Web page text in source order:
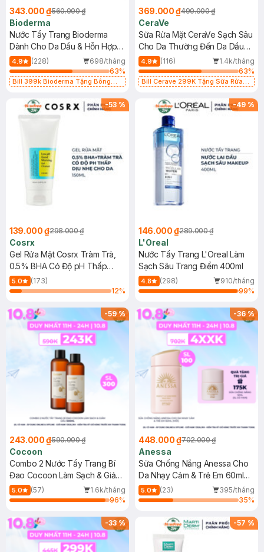
343.000 ₫560.000 ₫
Bioderma
Nước Tẩy Trang Bioderma
Dành Cho Da Dầu & Hỗn Hợp
500ml
4.9 (228)
698/tháng
63%
Bill 399k Bioderma Tặng Bông
369.000 ₫490.000 ₫
CeraVe
Sữa Rửa Mặt CeraVe Sạch Sâu
Cho Da Thường Đến Da Dầu
473ml
4.9 (116)
1.4k/tháng
63%
Bill Cerave 299K Tặng Sữa Rửa
-53 %
139.000 ₫298.000 ₫
Cosrx
Gel Rửa Mặt Cosrx Tràm Trà,
0.5% BHA Có Độ pH Thấp
150ml
5.0
(173)
12%
-49 %
146.000 ₫289.000 ₫
L'Oreal
Nước Tẩy Trang L'Oreal Làm
Sạch Sâu Trang Điểm 400ml
4.8 (298)
910/tháng
99%
-59%
243.000 ₫590.000 ₫
Cocoon
Combo 2 Nước Tẩy Trang Bí
Đao Cocoon Làm Sạch & Giảm
Dầu 500ml
5.0 (57)
1.6k/tháng
96%
-36%
448.000 ₫702.000 ₫
Anessa
Sữa Chống Nắng Anessa Cho
Da Nhạy Cảm & Trẻ Em 60ml
(Mới)
5.0 (23)
395/tháng
35%
-33% -57 %